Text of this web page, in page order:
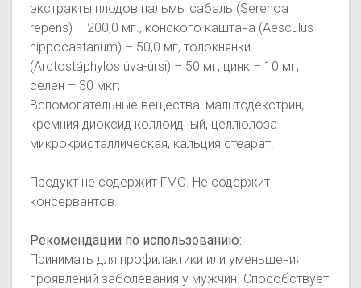
экстракты плодов пальмы сабаль (Serenoa
repens) – 200,0 мг., конского каштана (Aesculus
hippocastanum) – 50,0 мг, толокнянки
(Arctostáphylos úva-úrsi) – 50 мг, цинк – 10 мг,
селен – 30 мкг;
Вспомогательные вещества: мальтодекстрин,
кремния диоксид коллоидный, целлюлоза
микрокристаллическая, кальция стеарат.
Продукт не содержит ГМО. Не содержит
консервантов.
Рекомендации по использованию:
Принимать для профилактики или уменьшения
проявлений заболевания у мужчин. Способствует